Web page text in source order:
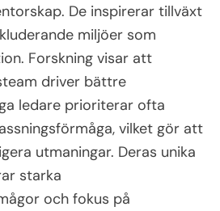
De inspirerar tillväxt
miljöer som
Forskning visar att
driver bättre
ledare prioriterar ofta
vilket gör att
utmaningar. Deras unika
starka
och fokus på